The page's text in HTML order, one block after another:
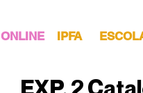
IPFA
ONLINE
EXP. 2